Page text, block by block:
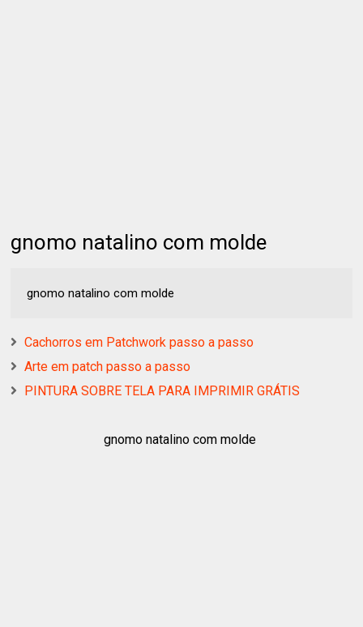
gnomo natalino com molde
gnomo natalino com molde
Cachorros em Patchwork passo a passo
Arte em patch passo a passo
PINTURA SOBRE TELA PARA IMPRIMIR GRÁTIS
gnomo natalino com molde